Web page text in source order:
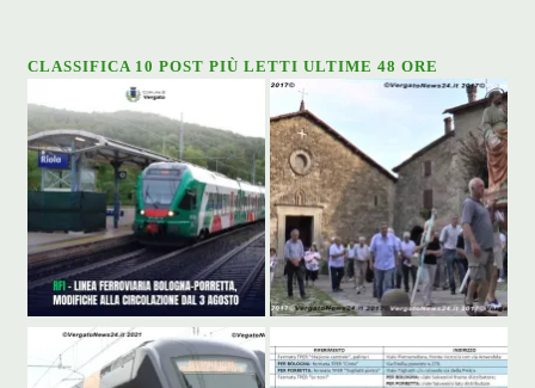
CLASSIFICA 10 POST PIÙ LETTI ULTIME 48 ORE